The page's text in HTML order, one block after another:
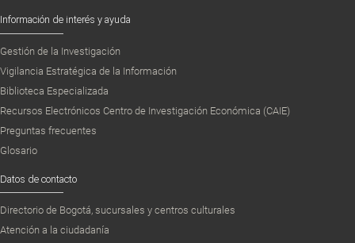
Información de interés y ayuda
Gestión de la Investigación
Vigilancia Estratégica de la Información
Biblioteca Especializada
Recursos Electrónicos Centro de Investigación Económica (CAIE)
Preguntas frecuentes
Glosario
Datos de contacto
Directorio de Bogotá, sucursales y centros culturales
Atención a la ciudadanía